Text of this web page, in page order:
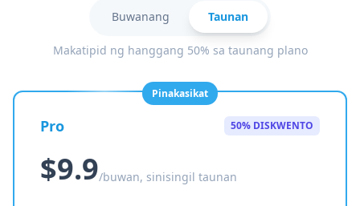
Buwanang Taunan
Makatipid ng hanggang 50% sa taunang plano
Pinakasikat
Pro 50% DISKWENTO
$9.9/buwan, sinisingil taunan